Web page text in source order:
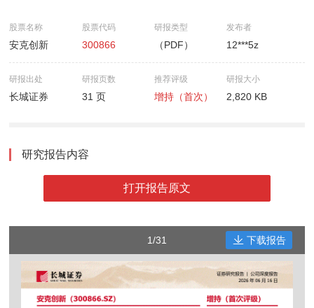
股票名称
安克创新
股票代码
300866
研报类型
（PDF）
发布者
12***5z
研报出处
长城证券
研报页数
31 页
推荐评级
增持（首次）
研报大小
2,820 KB
研究报告内容
打开报告原文
1/31 下载报告